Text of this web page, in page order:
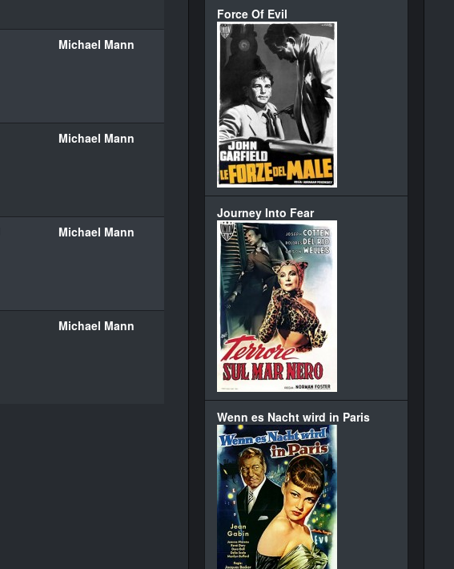
Michael Mann
Michael Mann
Michael Mann
Michael Mann
Force Of Evil
Journey Into Fear
Wenn es Nacht wird in Paris